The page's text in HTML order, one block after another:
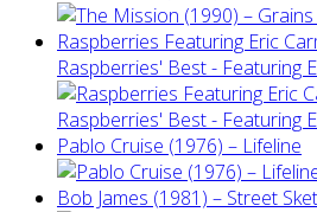
Raspberries Featuring Eric
Raspberries' Best - Featuring
Pablo Cruise (1976) – Lifeline
Bob James (1981) – Street